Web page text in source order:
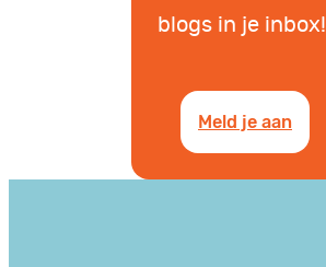
blogs in je inbox!
Meld je aan